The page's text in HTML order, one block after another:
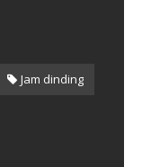
Jam dinding